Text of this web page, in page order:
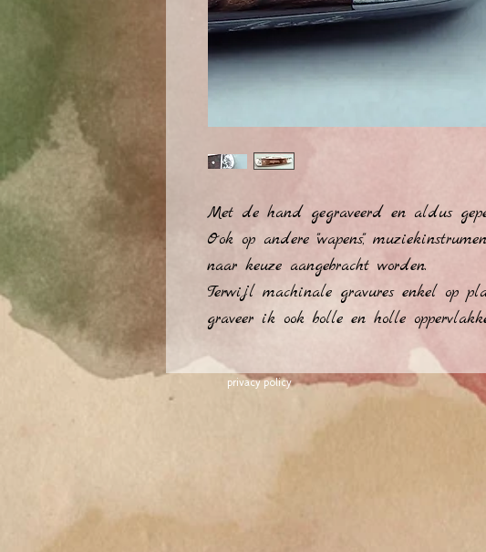
Met de hand gegraveerd en aldus
Ook op andere "wapens",
naar keuze aangebracht worden.
Terwijl machinale gravures enkel op
graveer ik ook bolle en holle
privacy policy